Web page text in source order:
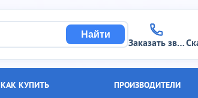
Найти
Заказать звонок
КАК КУПИТЬ ПРОИЗВОДИТЕЛИ